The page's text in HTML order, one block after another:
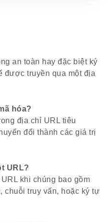
an toàn hay đặc biệt ký
được truyền qua một địa
hóa?
địa chỉ URL tiêu
đổi thành các giá trị
URL?
khi chúng bao gồm
chuỗi truy vấn, hoặc ký tự